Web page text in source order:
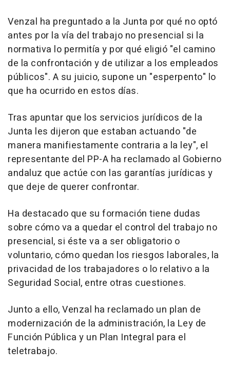
Venzal ha preguntado a la Junta por qué no optó
antes por la vía del trabajo no presencial si la
normativa lo permitía y por qué eligió "el camino
de la confrontación y de utilizar a los empleados
públicos". A su juicio, supone un "esperpento" lo
que ha ocurrido en estos días.
Tras apuntar que los servicios jurídicos de la
Junta les dijeron que estaban actuando "de
manera manifiestamente contraria a la ley", el
representante del PP-A ha reclamado al Gobierno
andaluz que actúe con las garantías jurídicas y
que deje de querer confrontar.
Ha destacado que su formación tiene dudas
sobre cómo va a quedar el control del trabajo no
presencial, si éste va a ser obligatorio o
voluntario, cómo quedan los riesgos laborales, la
privacidad de los trabajadores o lo relativo a la
Seguridad Social, entre otras cuestiones.
Junto a ello, Venzal ha reclamado un plan de
modernización de la administración, la Ley de
Función Pública y un Plan Integral para el
teletrabajo.